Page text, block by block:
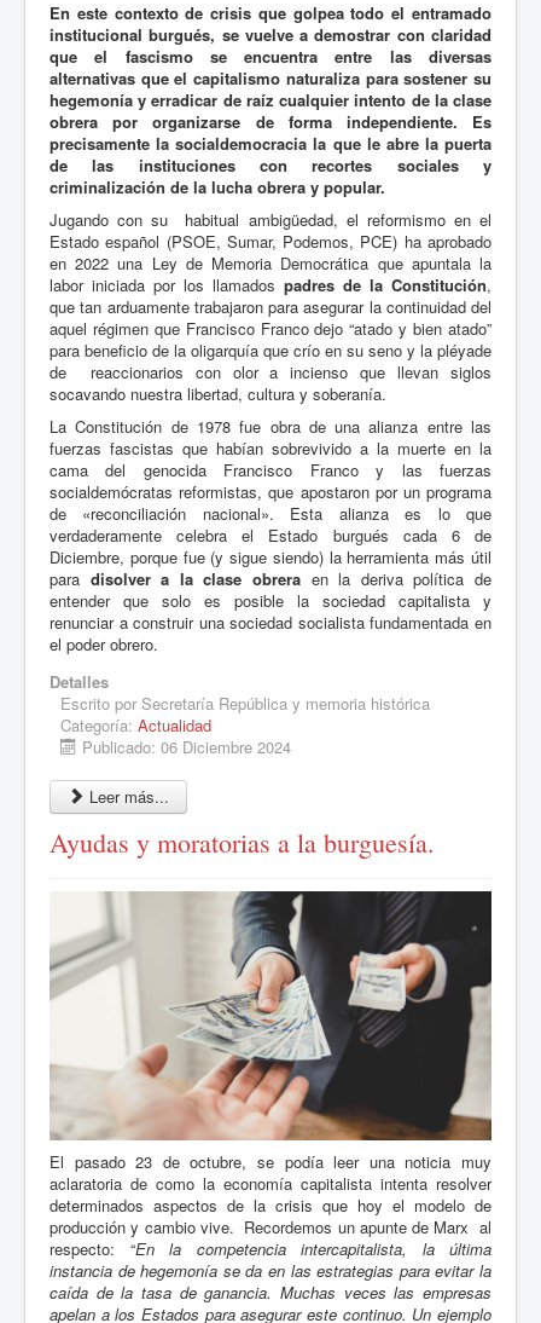
En este contexto de crisis que golpea todo el entramado
institucional burgués, se vuelve a demostrar con claridad
que el fascismo se encuentra entre las diversas
alternativas que el capitalismo naturaliza para sostener su
hegemonía y erradicar de raíz cualquier intento de la clase
obrera por organizarse de forma independiente. Es
precisamente la socialdemocracia la que le abre la puerta
de las instituciones con recortes sociales y
criminalización de la lucha obrera y popular.
Jugando con su habitual ambigüedad, el reformismo en el
Estado español (PSOE, Sumar, Podemos, PCE) ha aprobado
en 2022 una Ley de Memoria Democrática que apuntala la
labor iniciada por los llamados padres de la Constitución,
que tan arduamente trabajaron para asegurar la continuidad del
aquel régimen que Francisco Franco dejo “atado y bien atado”
para beneficio de la oligarquía que crío en su seno y la pléyade
de reaccionarios con olor a incienso que llevan siglos
socavando nuestra libertad, cultura y soberanía.
La Constitución de 1978 fue obra de una alianza entre las
fuerzas fascistas que habían sobrevivido a la muerte en la
cama del genocida Francisco Franco y las fuerzas
socialdemócratas reformistas, que apostaron por un programa
de «reconciliación nacional». Esta alianza es lo que
verdaderamente celebra el Estado burgués cada 6 de
Diciembre, porque fue (y sigue siendo) la herramienta más útil
para disolver a la clase obrera en la deriva política de
entender que solo es posible la sociedad capitalista y
renunciar a construir una sociedad socialista fundamentada en
el poder obrero.
Detalles
Escrito por Secretaría República y memoria histórica
Categoría: Actualidad
Publicado: 06 Diciembre 2024
Leer más...
Ayudas y moratorias a la burguesía.
El pasado 23 de octubre, se podía leer una noticia muy
aclaratoria de como la economía capitalista intenta resolver
determinados aspectos de la crisis que hoy el modelo de
producción y cambio vive. Recordemos un apunte de Marx al
respecto: “En la competencia intercapitalista, la última
instancia de hegemonía se da en las estrategias para evitar la
caída de la tasa de ganancia. Muchas veces las empresas
apelan a los Estados para asegurar este continuo. Un ejemplo